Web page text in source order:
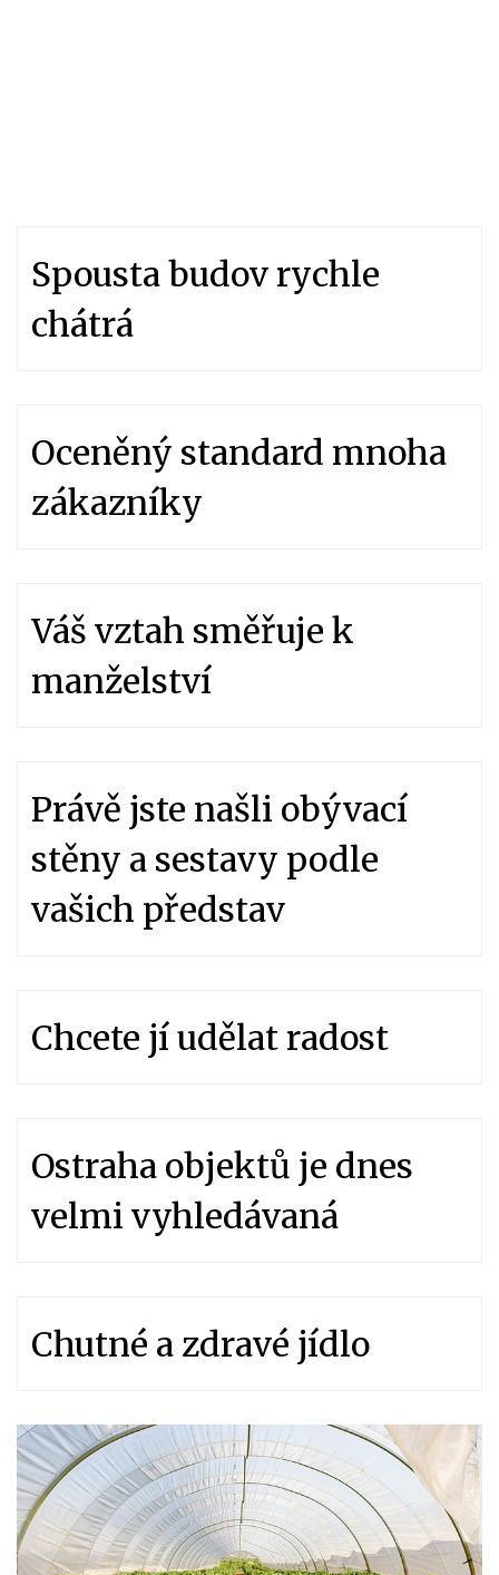
Spousta budov rychle
chátrá
Oceněný standard mnoha
zákazníky
Váš vztah směřuje k
manželství
Právě jste našli obývací
stěny a sestavy podle
vašich představ
Chcete jí udělat radost
Ostraha objektů je dnes
velmi vyhledávaná
Chutné a zdravé jídlo